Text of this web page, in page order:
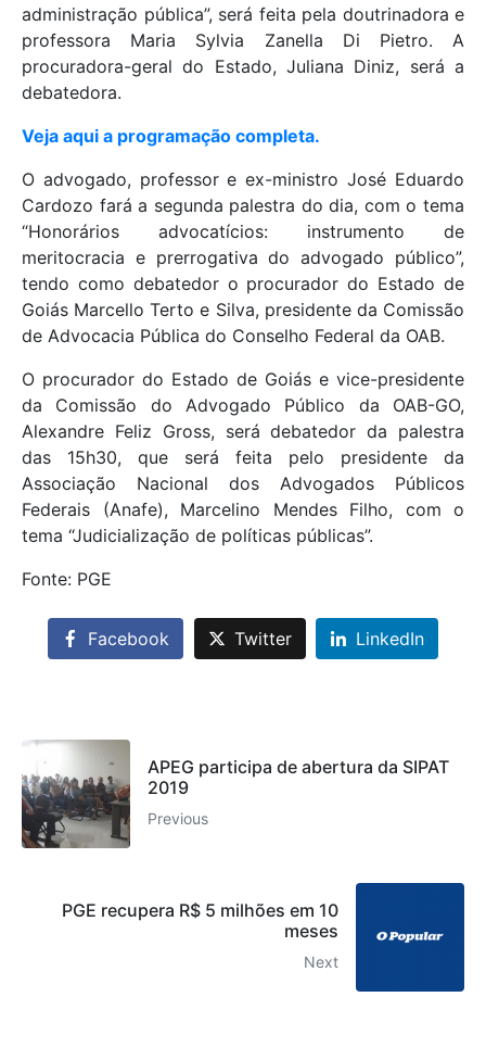
administração pública”, será feita pela doutrinadora e
professora Maria Sylvia Zanella Di Pietro. A
procuradora-geral do Estado, Juliana Diniz, será a
debatedora.
Veja aqui a programação completa.
O advogado, professor e ex-ministro José Eduardo
Cardozo fará a segunda palestra do dia, com o tema
“Honorários advocatícios: instrumento de
meritocracia e prerrogativa do advogado público”,
tendo como debatedor o procurador do Estado de
Goiás Marcello Terto e Silva, presidente da Comissão
de Advocacia Pública do Conselho Federal da OAB.
O procurador do Estado de Goiás e vice-presidente
da Comissão do Advogado Público da OAB-GO,
Alexandre Feliz Gross, será debatedor da palestra
das 15h30, que será feita pelo presidente da
Associação Nacional dos Advogados Públicos
Federais (Anafe), Marcelino Mendes Filho, com o
tema “Judicialização de políticas públicas”.
Fonte: PGE
Facebook Twitter LinkedIn
APEG participa de abertura da SIPAT
2019
Previous
PGE recupera R$ 5 milhões em 10
meses
Next